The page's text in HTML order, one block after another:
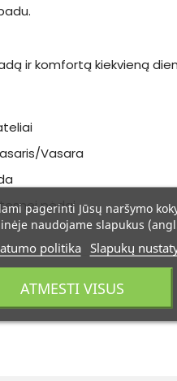
ir komfortą kiekvieną
Vasara
pėdai
pagerinti Jūsų naršymo
naudojame slapukus
politika Slapukų
ATMESTI VISUS